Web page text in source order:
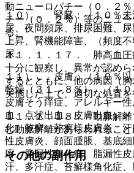
１０）． 腎臓：（１０％未
尿、夜間頻尿、排尿困難、
上昇、腎機能障害、（頻度
尿。
１１）． 皮膚：（１０％以
乾燥（３１．８％）、（１
皮膚そう痒症、アレルギー
血、点状出血、皮膚出血、
化、乾癬、乾癬様皮膚炎、
性皮膚炎、顔面腫脹、基底
応、脂漏性角化症、脂漏性
汗、多汗症、苔癬様角化症
動ニューロパチー（０．２
チー（０．２％）等のニュ
る。
１１．１．１７． 肺高血圧
十分に観察し、異常が認め
するとともに、他の病因（
実施した上で、適切な処置を
１１．１．１８． 動脈解離
む動脈解離があらわれること
その他の副作用